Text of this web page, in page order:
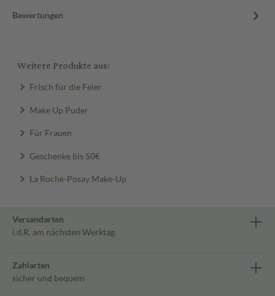
Bewertungen
Weitere Produkte aus:
Frisch für die Feier
Make Up Puder
Für Frauen
Geschenke bis 50€
La Roche-Posay Make-Up
Versandarten
i.d.R. am nächsten Werktag
Zahlarten
sicher und bequem